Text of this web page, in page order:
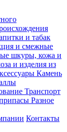
и табак
и смежные
шкуры, кожа и
и изделия из
Камень
Транспорт
Разное
Контакты